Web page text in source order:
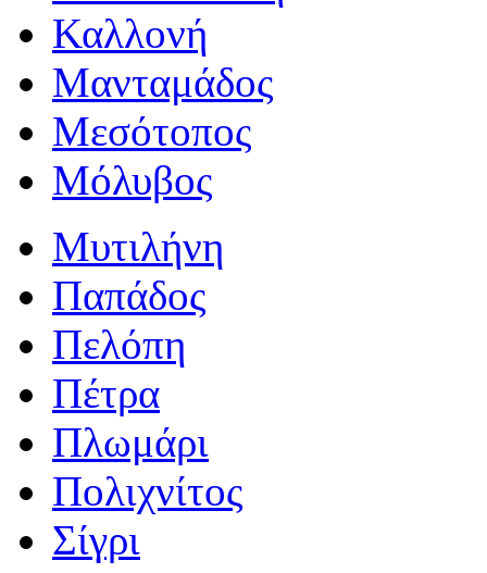
Καλλονή
Μανταμάδος
Μεσότοπος
Μόλυβος
Μυτιλήνη
Παπάδος
Πελόπη
Πέτρα
Πλωμάρι
Πολιχνίτος
Σίγρι